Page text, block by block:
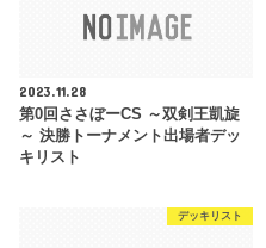
2023.11.28
第0回ささぼーCS ～双剣王凱旋
～ 決勝トーナメント出場者デッ
キリスト
デッキリスト